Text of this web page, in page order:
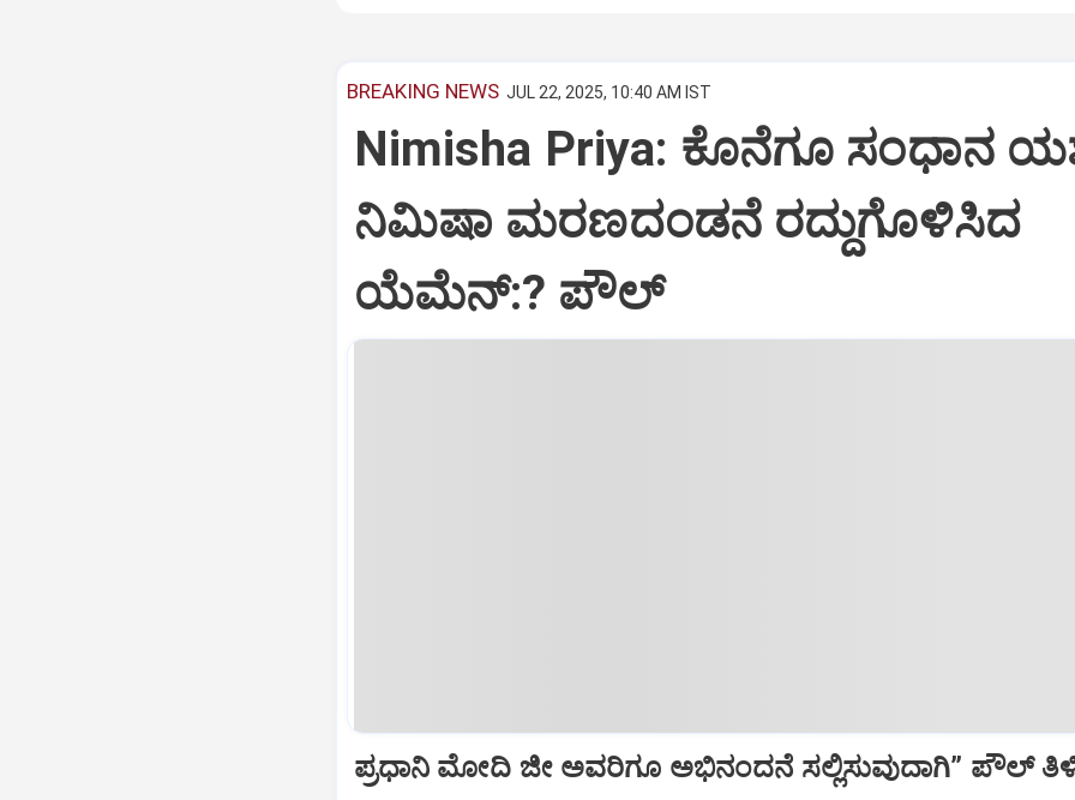
BREAKING NEWS JUL 22, 2025, 10:40 AM IST
Nimisha Priya: ಕೊನೆಗೂ ಸಂಧಾನ
ನಿಮಿಷಾ ಮರಣದಂಡನೆ ರದ್ದುಗೊಳಿಸಿದ
ಯೆಮೆನ್:? ಪೌಲ್
ಪ್ರಧಾನಿ ಮೋದಿ ಜೀ ಅವರಿಗೂ ಅಭಿನಂದನೆ ಸಲ್ಲಿಸುವುದಾಗಿ” ಪೌಲ್‌